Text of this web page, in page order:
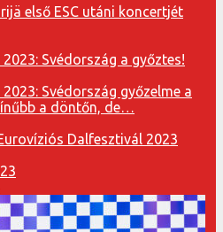
első ESC utáni koncertjét
Svédország a győztes!
Svédország győzelme a
a döntőn, de…
Dalfesztivál 2023